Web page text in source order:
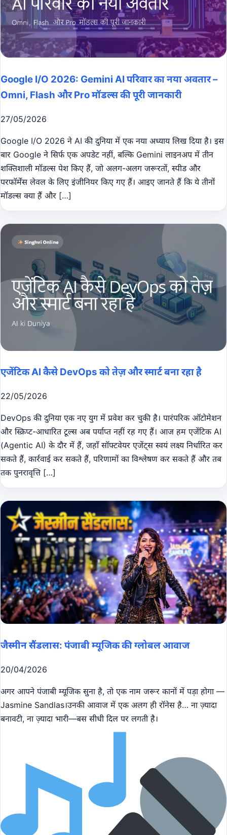
Google I/O 2026: Gemini AI परिवार का नया अवतार –
Omni, Flash और Pro मॉडल्स की पूरी जानकारी
27/05/2026
Google I/O 2026 ने AI की दुनिया में एक नया अध्याय लिख दिया है। इस
बार Google ने सिर्फ एक अपडेट नहीं, बल्कि Gemini लाइनअप में तीन
शक्तिशाली मॉडल्स पेश किए हैं, जो अलग-अलग जरूरतों, स्पीड और
परफॉर्मेंस लेवल के लिए इंजीनियर किए गए हैं। आइए जानते हैं कि ये तीनों
मॉडल्स क्या हैं और […]
एजेंटिक AI कैसे DevOps को तेज़ और स्मार्ट बना रहा है
22/05/2026
DevOps की दुनिया एक नए युग में प्रवेश कर चुकी है। पारंपरिक ऑटोमेशन
और स्क्रिप्ट-आधारित टूल्स अब पर्याप्त नहीं रह गए हैं। आज हम एजेंटिक AI
(Agentic AI) के दौर में हैं, जहाँ सॉफ्टवेयर एजेंट्स स्वयं लक्ष्य निर्धारित कर
सकते हैं, कार्रवाई कर सकते हैं, परिणामों का विश्लेषण कर सकते हैं और तब
तक पुनरावृत्ति […]
जैस्मीन सैंडलास: पंजाबी म्यूजिक की ग्लोबल आवाज
20/04/2026
अगर आपने पंजाबी म्यूजिक सुना है, तो एक नाम जरूर कानों में पड़ा होगा —
Jasmine Sandlas।उनकी आवाज में एक अलग ही रॉनेस है… ना ज़्यादा
बनावटी, ना ज़्यादा भारी—बस सीधी दिल पर लगती है।